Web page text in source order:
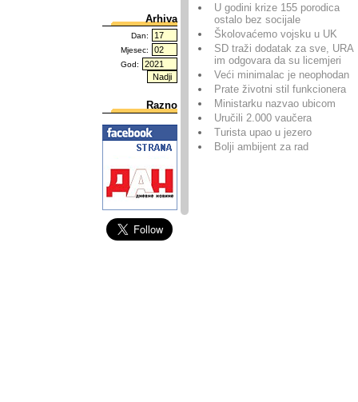
Arhiva
Dan:
Mjesec:
God:
Razno
U godini krize 155 porodica
ostalo bez socijale
Školovaćemo vojsku u UK
SD traži dodatak za sve, URA
im odgovara da su licemjeri
Veći minimalac je neophodan
Prate životni stil funkcionera
Ministarku nazvao ubicom
Uručili 2.000 vaučera
Turista upao u jezero
Bolji ambijent za rad